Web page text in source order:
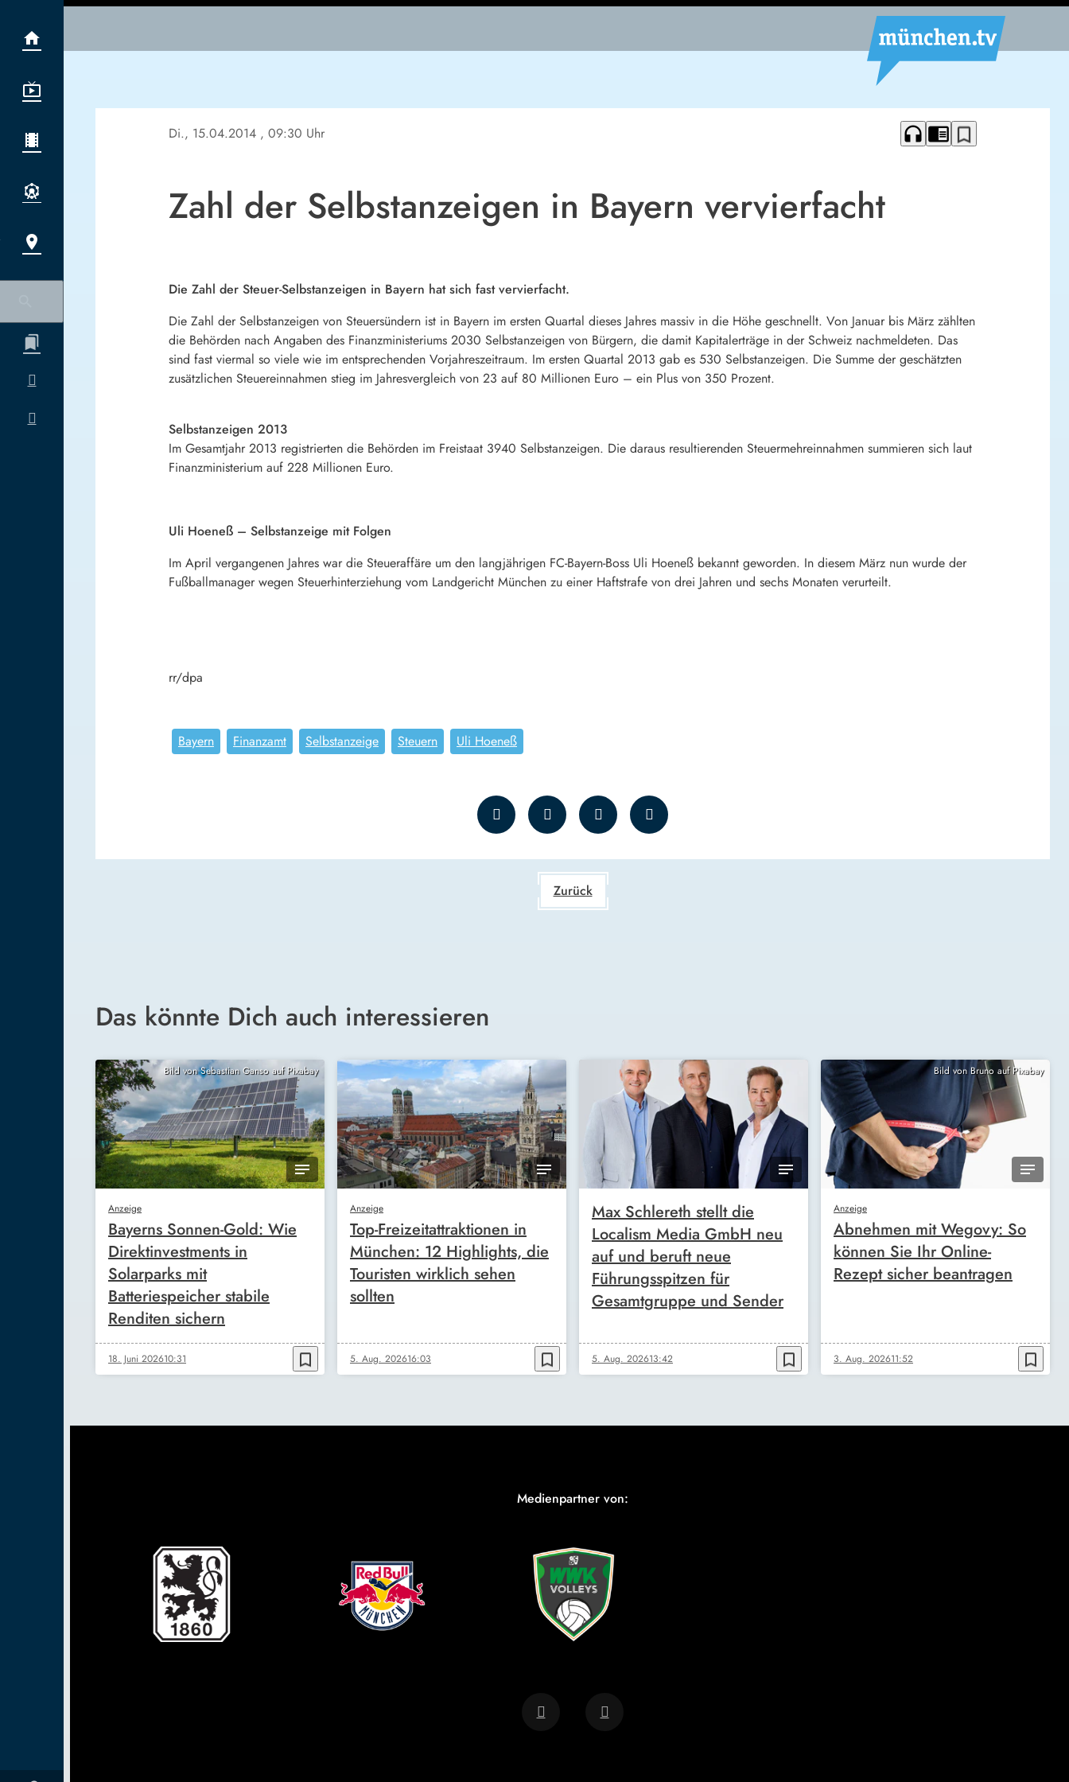
Di., 15.04.2014 , 09:30 Uhr headphones chrome_reader_mode bookmark_border
Zahl der Selbstanzeigen in Bayern vervierfacht
Die Zahl der Steuer-Selbstanzeigen in Bayern hat sich fast vervierfacht.
Die Zahl der Selbstanzeigen von Steuersündern ist in Bayern im ersten Quartal dieses Jahres massiv in die Höhe geschnellt. Von Januar bis März zählten
die Behörden nach Angaben des Finanzministeriums 2030 Selbstanzeigen von Bürgern, die damit Kapitalerträge in der Schweiz nachmeldeten. Das
sind fast viermal so viele wie im entsprechenden Vorjahreszeitraum. Im ersten Quartal 2013 gab es 530 Selbstanzeigen. Die Summe der geschätzten
zusätzlichen Steuereinnahmen stieg im Jahresvergleich von 23 auf 80 Millionen Euro – ein Plus von 350 Prozent.
Selbstanzeigen 2013
Im Gesamtjahr 2013 registrierten die Behörden im Freistaat 3940 Selbstanzeigen. Die daraus resultierenden Steuermehreinnahmen summieren sich laut
Finanzministerium auf 228 Millionen Euro.
Uli Hoeneß – Selbstanzeige mit Folgen
Im April vergangenen Jahres war die Steueraffäre um den langjährigen FC-Bayern-Boss Uli Hoeneß bekannt geworden. In diesem März nun wurde der
Fußballmanager wegen Steuerhinterziehung vom Landgericht München zu einer Haftstrafe von drei Jahren und sechs Monaten verurteilt.
rr/dpa
Bayern Finanzamt Selbstanzeige Steuern Uli Hoeneß
Zurück
Das könnte Dich auch interessieren
Bild von Sebastian Ganso auf Pixabay
Anzeige
Bayerns Sonnen-Gold: Wie
Direktinvestments in
Solarparks mit
Batteriespeicher stabile
Renditen sichern
18. Juni 202610:31 bookmark_border
Anzeige
Top-Freizeitattraktionen in
München: 12 Highlights, die
Touristen wirklich sehen
sollten
5. Aug. 202616:03 bookmark_border
Max Schlereth stellt die
Localism Media GmbH neu
auf und beruft neue
Führungsspitzen für
Gesamtgruppe und Sender
5. Aug. 202613:42 bookmark_border
Bild von Bruno auf Pixabay
Anzeige
Abnehmen mit Wegovy: So
können Sie Ihr Online-
Rezept sicher beantragen
3. Aug. 202611:52 bookmark_border
Medienpartner von: